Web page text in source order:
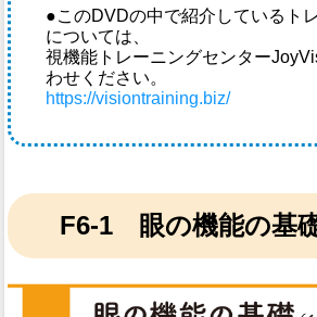
●このDVDの中で紹介しているト
については、
視機能トレーニングセンター
わせください。
https://visiontraining.biz/
F6-1 眼の機能の基礎